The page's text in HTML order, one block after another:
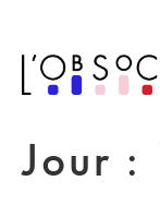
Jour :